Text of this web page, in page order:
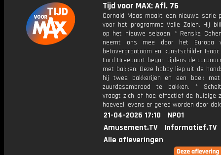
Tijd voor MAX: Afl. 76
Cornald Maas maakt een nieuwe serie
voor het programma Volle Zalen. Hij
op het nieuwe seizoen. * Renske
neemt ons mee door het Europa
betovergrootoom en kunstschilder
Lard Breebaart begon tijdens de
met bakken. Deze hobby liep uit de
hij twee bakkerijen en een boek
zuurdesembrood te bakken. *
vraagt zich af hoe effectief de huidige
hoeveel levens er gered worden door
21-04-2026 17:10
NPO1
Amusement.TV
Informatief.TV
Alle afleveringen